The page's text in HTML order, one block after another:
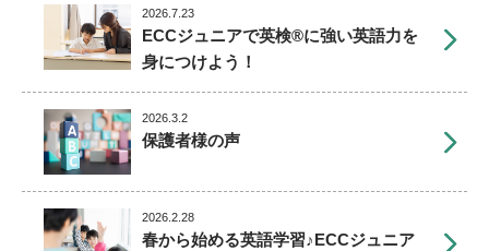
2026.7.23
ECCジュニアで英検®に強い英語力を
身につけよう！
2026.3.2
保護者様の声
2026.2.28
春から始める英語学習♪ECCジュニア